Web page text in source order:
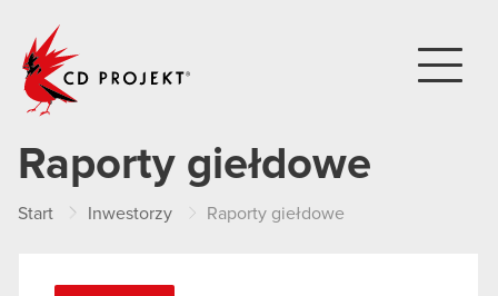
Raporty giełdowe
Start Inwestorzy Raporty giełdowe